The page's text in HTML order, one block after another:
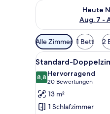
Heute
Aug. 7 -
Überprüfe die
Verfügbare
Filter
für
Zimmer
Alle Zimmer 1 Bett 2
Alle
Fotos
für
Standard-
Doppelzimmer,
8
Standard-
8,88,8 von 10
Hervorragend
20 Bewertungen
(20
Bewertungen)
13 m²
1 Schlafzimmer